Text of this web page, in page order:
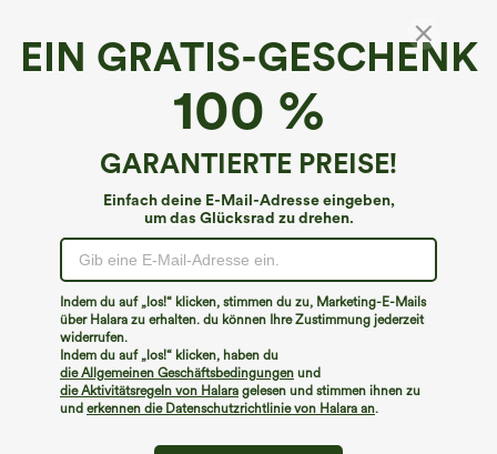
EIN GRATIS-GESCHENK
100 %
GARANTIERTE PREISE!
Einfach deine E-Mail-Adresse eingeben,
um das Glücksrad zu drehen.
Indem du auf „los!“ klicken, stimmen du zu, Marketing-E-Mails
über Halara zu erhalten. du können Ihre Zustimmung jederzeit
widerrufen.
Indem du auf „los!“ klicken, haben du
die Allgemeinen Geschäftsbedingungen und
die Aktivitätsregeln von Halara gelesen und stimmen ihnen zu
und erkennen die Datenschutzrichtlinie von Halara an.
SoftlyZero™*
Softlyzero™ Plush Crossover-Leggings mit
Farbblock-UPF50+
€40,95 EUR